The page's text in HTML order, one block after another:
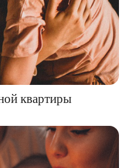
квартиры